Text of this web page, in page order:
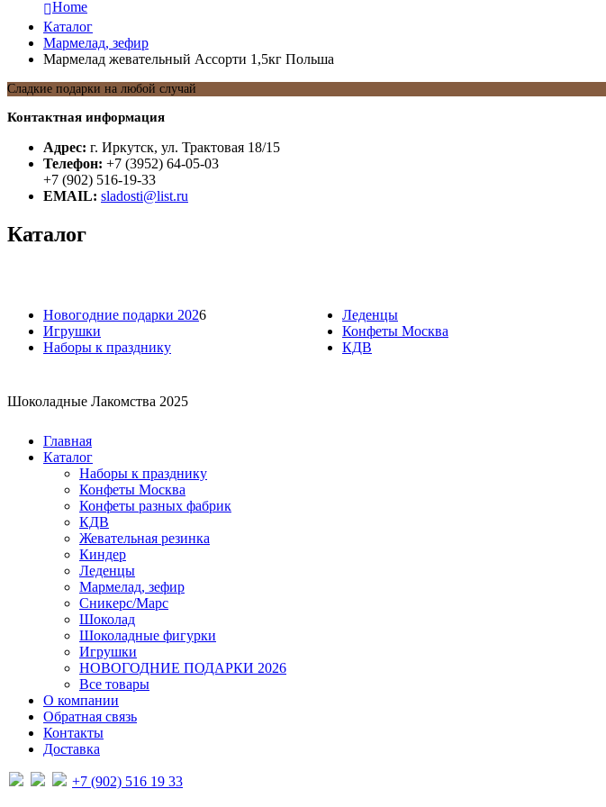
Home
Каталог
Мармелад, зефир
Мармелад жевательный Ассорти 1,5кг Польша
Сладкие подарки на любой случай
Контактная информация
Адрес: г. Иркутск, ул. Трактовая 18/15
Телефон: +7 (3952) 64-05-03
+7 (902) 516-19-33
EMAIL: sladosti@list.ru
Каталог
Новогодние подарки 2026
Игрушки
Наборы к празднику
Леденцы
Конфеты Москва
КДВ
Шоколадные Лакомства 2025
Главная
Каталог
Наборы к празднику
Конфеты Москва
Конфеты разных фабрик
КДВ
Жевательная резинка
Киндер
Леденцы
Мармелад, зефир
Сникерс/Марс
Шоколад
Шоколадные фигурки
Игрушки
НОВОГОДНИЕ ПОДАРКИ 2026
Все товары
О компании
Обратная связь
Контакты
Доставка
+7 (902) 516 19 33